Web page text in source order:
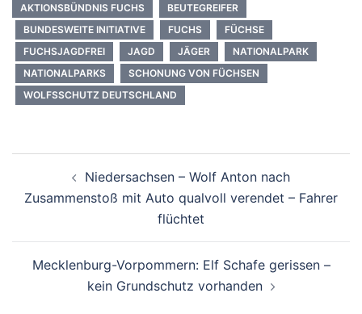
AKTIONSBÜNDNIS FUCHS
BEUTEGREIFER
BUNDESWEITE INITIATIVE
FUCHS
FÜCHSE
FUCHSJAGDFREI
JAGD JÄGER
NATIONALPARK
NATIONALPARKS
SCHONUNG VON FÜCHSEN
WOLFSSCHUTZ DEUTSCHLAND
Niedersachsen – Wolf Anton nach
Zusammenstoß mit Auto qualvoll verendet – Fahrer
flüchtet
Mecklenburg-Vorpommern: Elf Schafe gerissen –
kein Grundschutz vorhanden